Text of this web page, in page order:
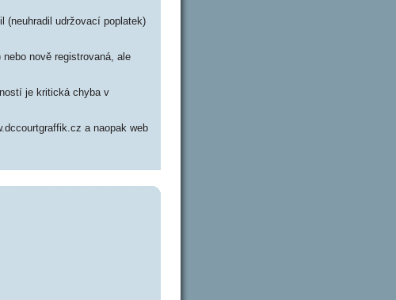
(neuhradil udržovací poplatek)
nově registrovaná, ale
je kritická chyba v
a naopak web